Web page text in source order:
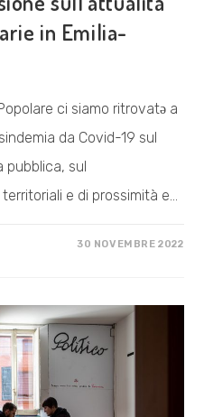
in Emilia-
ci siamo ritrovatə a
da Covid-19 sul
sul
e di prossimità e…
30 NOVEMBRE 2022